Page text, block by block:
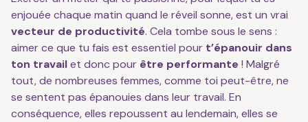
enjouée chaque matin quand le réveil sonne, est un vrai
vecteur de productivité. Cela tombe sous le sens :
aimer ce que tu fais est essentiel pour t’épanouir dans
ton travailet donc pour être performante ! Malgré
tout, de nombreuses femmes, comme toi peut-être, ne
se sentent pas épanouies dans leur travail. En
conséquence, elles repoussent au lendemain, elles se